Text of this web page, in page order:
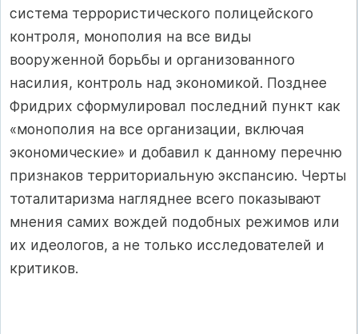
система террористического полицейского
контроля, монополия на все виды
вооруженной борьбы и организованного
насилия, контроль над экономикой. Позднее
Фридрих сформулировал последний пункт как
«мо­нополия на все организации, включая
экономические» и добавил к данно­му перечню
признаков территориальную экспансию. Черты
тоталитаризма нагляднее всего показывают
мнения самих вождей подобных режимов или
их идеологов, а не только исследователей и
критиков.